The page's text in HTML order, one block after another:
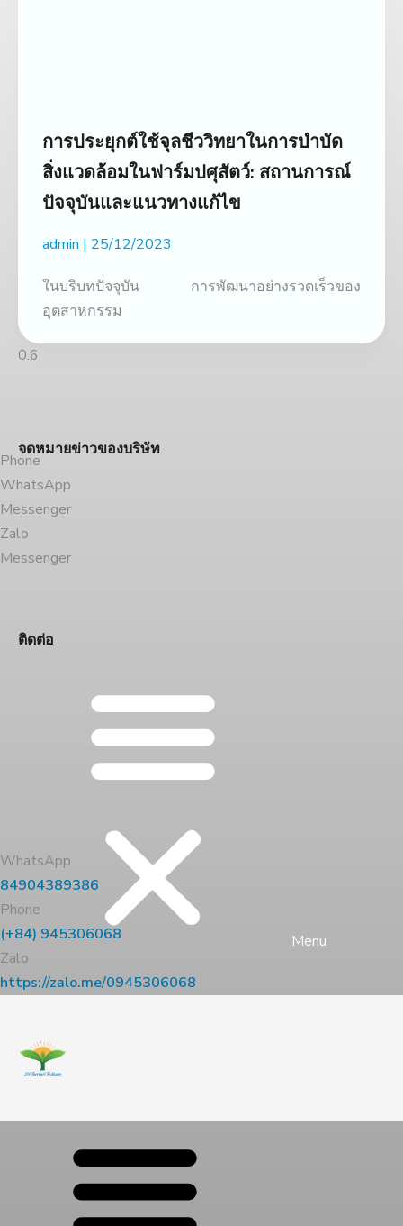
จดหมายข่าวของบริษัท
ติดต่อ
Menu
การประยุกต์ใช้จุลชีววิทยาในการบำบัด
สิ่งแวดล้อมในฟาร์มปศุสัตว์: สถานการณ์
ปัจจุบันและแนวทางแก้ไข
admin 25/12/2023
ในบริบทปัจจุบัน การพัฒนาอย่างรวดเร็วของ
อุตสาหกรรม
Phone
WhatsApp
Messenger
Zalo
Messenger
WhatsApp
84904389386
Phone
(+84) 945306068
Zalo
https://zalo.me/0945306068